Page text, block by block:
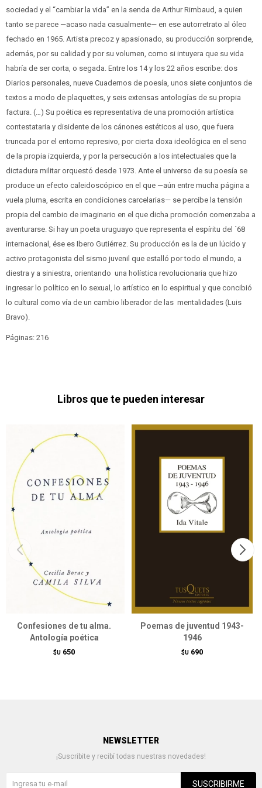
sociedad y el “cambiar la vida” en la senda de Arthur Rimbaud, a quien
tanto se parece —acaso nada casualmente— en ese autorretrato al óleo
fechado en 1965. Artista precoz y apasionado, su producción sorprende,
además, por su calidad y por su volumen, como si intuyera que su vida
habría de ser corta, o segada. Entre los 14 y los 22 años escribe: dos
Diarios personales, nueve Cuadernos de poesía, unos siete conjuntos de
textos a modo de plaquettes, y seis extensas antologías de su propia
factura. (…) Su poética es representativa de una promoción artística
contestataria y disidente de los cánones estéticos al uso, que fuera
truncada por el entorno represivo, por cierta doxa ideológica en el seno
de la propia izquierda, y por la persecución a los intelectuales que la
dictadura militar orquestó desde 1973. Ante el universo de su poesía se
produce un efecto caleidoscópico en el que —aún entre mucha página a
vuela pluma, escrita en condiciones carcelarias— se percibe la tensión
propia del cambio de imaginario en el que dicha promoción comenzaba a
aventurarse. Si hay un poeta uruguayo que representa el espíritu del ´68
internacional, ése es Ibero Gutiérrez. Su producción es la de un lúcido y
activo protagonista del sismo juvenil que estalló por todo el mundo, a
diestra y a siniestra, orientando una holística revolucionaria que hizo
ingresar lo político en lo sexual, lo artístico en lo espiritual y que concibió
lo cultural como vía de un cambio liberador de las mentalidades (Luis
Bravo).
Páginas: 216
Libros que te pueden interesar
Confesiones de tu alma.
Antología poética
$U 650
Poemas de juventud 1943-
1946
$U 690
NEWSLETTER
¡Suscribite y recibí todas nuestras novedades!
SUSCRIBIRME